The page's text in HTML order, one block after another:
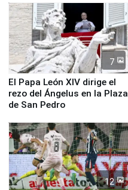
7
El Papa León XIV dirige el
rezo del Ángelus en la Plaza
de San Pedro
12